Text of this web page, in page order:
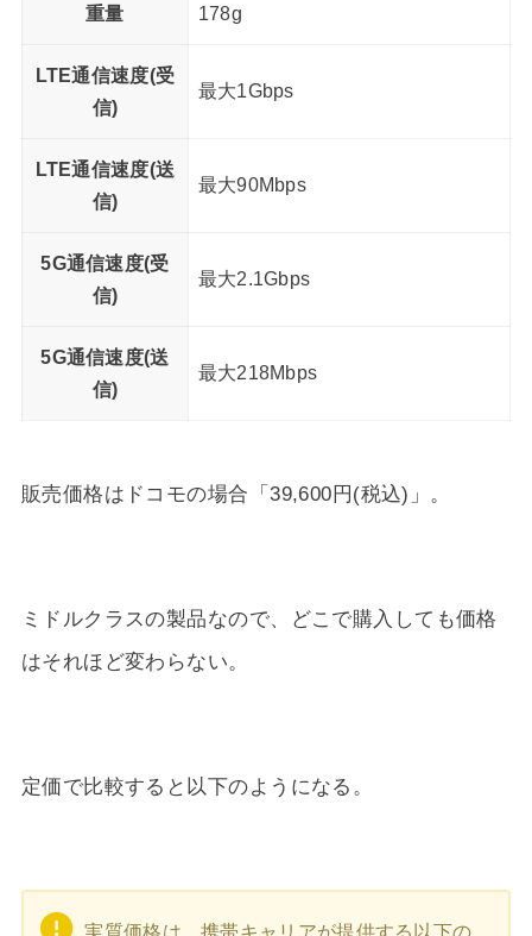
重量 178g
LTE通信速度(受
信)
最大1Gbps
LTE通信速度(送
信)
最大90Mbps
5G通信速度(受
信)
最大2.1Gbps
5G通信速度(送
信)
最大218Mbps
販売価格はドコモの場合「39,600円(税込)」。
ミドルクラスの製品なので、どこで購入しても価格
はそれほど変わらない。
定価で比較すると以下のようになる。
実質価格は、携帯キャリアが提供する以下の